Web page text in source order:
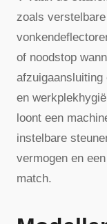
zoals
of noodstop
en
loont een
instelbare
vermogen en
match.